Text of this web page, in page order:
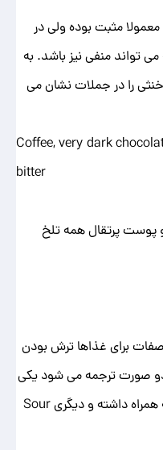
مثبت بوده ولی در
می تواند منفی نیز باشد. به
را در جملات نشان می
Coffee, very dark
bitter
پوست پرتقال همه تلخ
صفات برای غذاها ترش بودن
صورت ترجمه می شود یکی
همین لغت Tartاست که بار مثبت به همراه داشته و دیگری Sour